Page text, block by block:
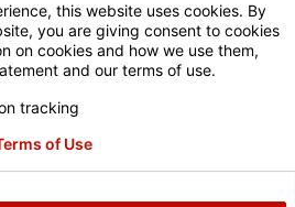
Polityka prywatności
this website uses cookies. By
you are giving consent to cookies
on cookies and how we use them,
and our terms of use.
tracking
of Use